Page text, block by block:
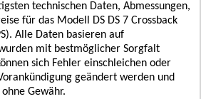
technischen Daten, Abmessungen,
für das Modell DS DS 7 Crossback
Alle Daten basieren auf
mit bestmöglicher Sorgfalt
sich Fehler einschleichen oder
geändert werden und
Gewähr.